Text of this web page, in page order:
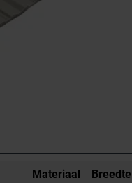
Materiaal
Breedte